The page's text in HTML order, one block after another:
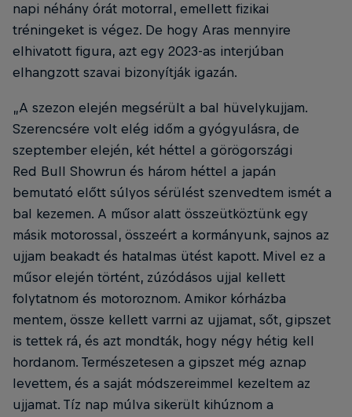
napi néhány órát motorral, emellett fizikai
tréningeket is végez. De hogy Aras mennyire
elhivatott figura, azt egy 2023-as interjúban
elhangzott szavai bizonyítják igazán.
„A szezon elején megsérült a bal hüvelykujjam.
Szerencsére volt elég időm a gyógyulásra, de
szeptember elején, két héttel a görögországi
Red Bull Showrun és három héttel a japán
bemutató előtt súlyos sérülést szenvedtem ismét a
bal kezemen. A műsor alatt összeütköztünk egy
másik motorossal, összeért a kormányunk, sajnos az
ujjam beakadt és hatalmas ütést kapott. Mivel ez a
műsor elején történt, zúzódásos ujjal kellett
folytatnom és motoroznom. Amikor kórházba
mentem, össze kellett varrni az ujjamat, sőt, gipszet
is tettek rá, és azt mondták, hogy négy hétig kell
hordanom. Természetesen a gipszet még aznap
levettem, és a saját módszereimmel kezeltem az
ujjamat. Tíz nap múlva sikerült kihúznom a